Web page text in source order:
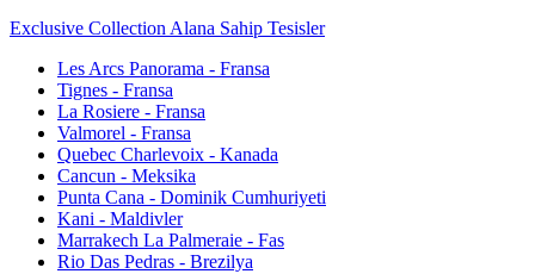
Exclusive Collection Alana Sahip Tesisler
Les Arcs Panorama - Fransa
Tignes - Fransa
La Rosiere - Fransa
Valmorel - Fransa
Quebec Charlevoix - Kanada
Cancun - Meksika
Punta Cana - Dominik Cumhuriyeti
Kani - Maldivler
Marrakech La Palmeraie - Fas
Rio Das Pedras - Brezilya